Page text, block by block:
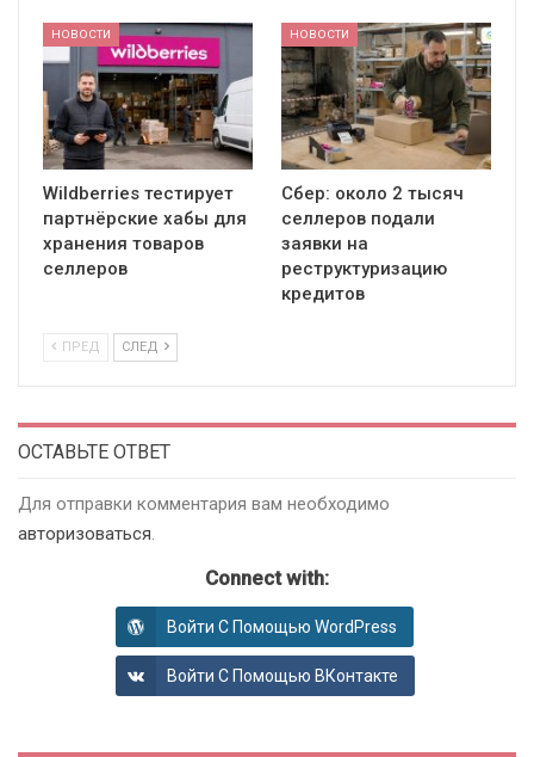
НОВОСТИ
Wildberries тестирует
партнёрские хабы для
хранения товаров
селлеров
НОВОСТИ
Сбер: около 2 тысяч
селлеров подали
заявки на
реструктуризацию
кредитов
ПРЕД СЛЕД
ОСТАВЬТЕ ОТВЕТ
Для отправки комментария вам необходимо
авторизоваться.
Connect with:
Войти С Помощью WordPress
Войти С Помощью ВКонтакте